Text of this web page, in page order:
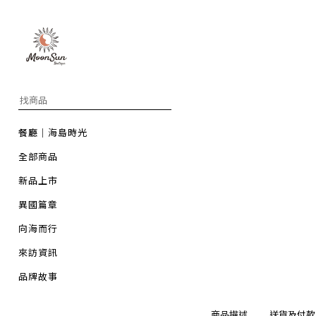
餐廳｜海島時光
全部商品
新品上市
異國篇章
向海而行
來訪資訊
品牌故事